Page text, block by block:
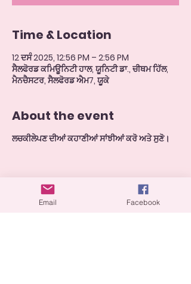
Time & Location
12 ਦਸੰ 2025, 12:56 PM – 2:56 PM
ਸੈਲਫੋਰਡ ਕਮਿਊਨਿਟੀ ਹਾਲ, ਯੂਨਿਟੀ ਡਾ., ਚੀਥਮ ਹਿੱਲ,
ਮੈਨਚੈਸਟਰ, ਸੈਲਫੋਰਡ ਐਮ7, ਯੂਕੇ
About the event
ਲਚਕੀਲੇਪਣ ਦੀਆਂ ਕਹਾਣੀਆਂ ਸਾਂਝੀਆਂ ਕਰੋ ਅਤੇ ਸੁਣੋ।
Share this event
Email Facebook